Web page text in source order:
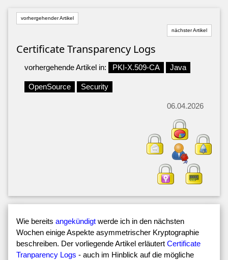
vorhergehender Artikel
nächster Artikel
Certificate Transparency Logs
vorhergehende Artikel in: PKI-X.509-CA Java
OpenSource Security
06.04.2026
Wie bereits angekündigt werde ich in den nächsten
Wochen einige Aspekte asymmetrischer Kryptographie
beschreiben. Der vorliegende Artikel erläutert Certificate
Tranparency Logs - auch im Hinblick auf die mögliche